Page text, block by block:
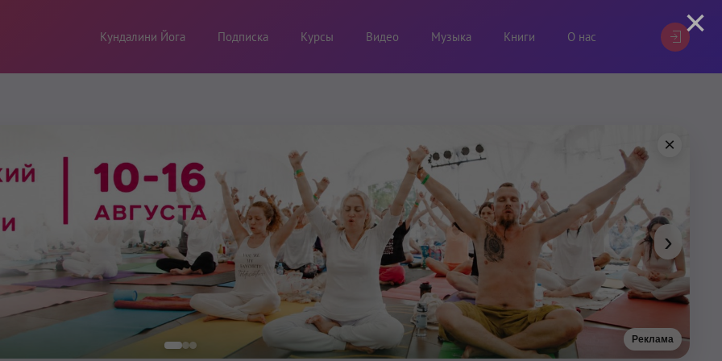
Кундалини Йога Подписка Курсы Видео Музыка Книги О нас
Реклама
×
›
×